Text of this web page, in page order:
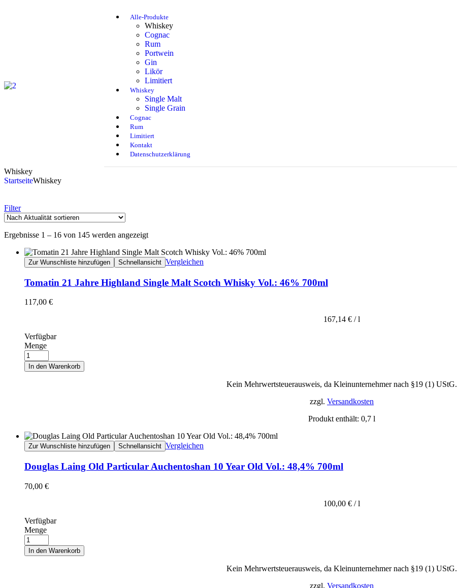
Alle-Produkte
Whiskey
Cognac
Rum
Portwein
Gin
Likör
Limitiert
Whiskey
Single Malt
Single Grain
Cognac
Rum
Limitiert
Kontakt
Datenschutzerklärung
Whiskey
StartseiteWhiskey
Filter
Ergebnisse 1 – 16 von 145 werden angezeigt
Zur Wunschliste hinzufügen Schnellansicht Vergleichen
Tomatin 21 Jahre Highland Single Malt Scotch Whisky Vol.: 46% 700ml
117,00 €
167,14 € /l
Verfügbar
Menge
In den Warenkorb
Kein Mehrwertsteuerausweis, da Kleinunternehmer nach §19 (1) UStG.
zzgl. Versandkosten
Produkt enthält: 0,7 l
Zur Wunschliste hinzufügen Schnellansicht Vergleichen
Douglas Laing Old Particular Auchentoshan 10 Year Old Vol.: 48,4% 700ml
70,00 €
100,00 € /l
Verfügbar
Menge
In den Warenkorb
Kein Mehrwertsteuerausweis, da Kleinunternehmer nach §19 (1) UStG.
zzgl. Versandkosten